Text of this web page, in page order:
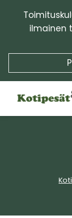
sisältöön
ilmainen
Koti